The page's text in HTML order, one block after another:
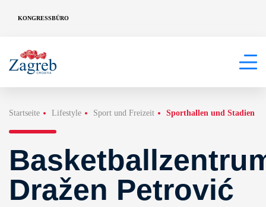
KONGRESSBÜRO
Startseite Lifestyle Sport und Freizeit Sporthallen und Stadien
Dražen Petrović